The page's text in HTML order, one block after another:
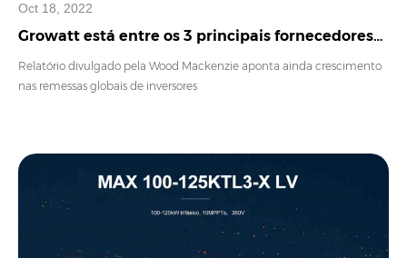
Oct 18, 2022
Growatt está entre os 3 principais fornecedores
de inversores
Relatório divulgado pela Wood Mackenzie aponta ainda crescimento
nas remessas globais de inversores